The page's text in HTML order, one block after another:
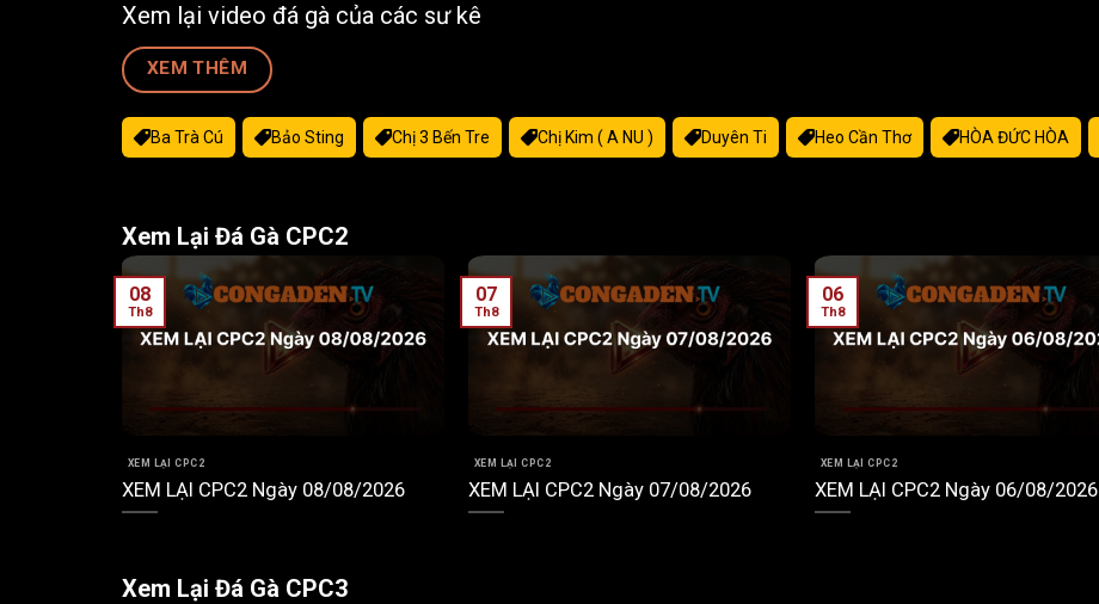
Xem lại video đá gà của các sư kê
XEM THÊM
Ba Trà Cú Bảo Sting Chị 3 Bến Tre Chị Kim ( A NU ) Duyên Ti Heo Cần Thơ HÒA ĐỨC HÒA
Xem Lại Đá Gà CPC2
XEM LẠI CPC2
XEM LẠI CPC2 Ngày 08/08/2026
08
Th8
XEM LẠI CPC2
XEM LẠI CPC2 Ngày 07/08/2026
07
Th8
XEM LẠI CPC2
XEM LẠI CPC2 Ngày 06/08/2026
06
Th8
Xem Lại Đá Gà CPC3